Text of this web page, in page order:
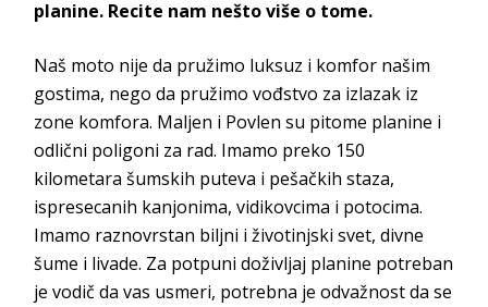
planine. Recite nam nešto više o tome.
Naš moto nije da pružimo luksuz i komfor našim
gostima, nego da pružimo vođstvo za izlazak iz
zone komfora. Maljen i Povlen su pitome planine i
odlični poligoni za rad. Imamo preko 150
kilometara šumskih puteva i pešačkih staza,
ispresecanih kanjonima, vidikovcima i potocima.
Imamo raznovrstan biljni i životinjski svet, divne
šume i livade. Za potpuni doživljaj planine potreban
je vodič da vas usmeri, potrebna je odvažnost da se